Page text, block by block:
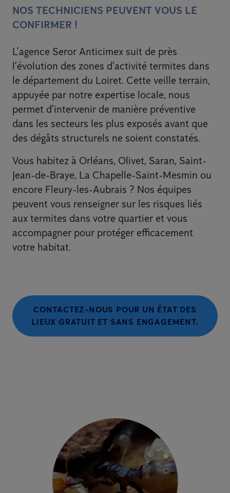
NOS TECHNICIENS PEUVENT VOUS LE
CONFIRMER !
L’agence Seror Anticimex suit de près
l’évolution des zones d’activité termites dans
le département du Loiret. Cette veille terrain,
appuyée par notre expertise locale, nous
permet d’intervenir de manière préventive
dans les secteurs les plus exposés avant que
des dégâts structurels ne soient constatés.
Vous habitez à Orléans, Olivet, Saran, Saint-
Jean-de-Braye, La Chapelle-Saint-Mesmin ou
encore Fleury-les-Aubrais ? Nos équipes
peuvent vous renseigner sur les risques liés
aux termites dans votre quartier et vous
accompagner pour protéger efficacement
votre habitat.
CONTACTEZ-NOUS POUR UN ÉTAT DES
LIEUX GRATUIT ET SANS ENGAGEMENT.